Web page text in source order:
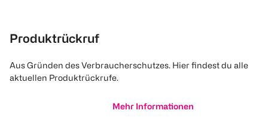
Produktrückruf
Aus Gründen des Verbraucherschutzes. Hier findest du alle
aktuellen Produktrückrufe.
Mehr Informationen